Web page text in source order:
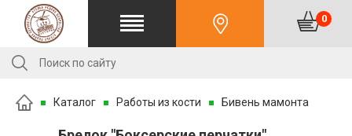
0
Каталог Работы из кости Бивень мамонта